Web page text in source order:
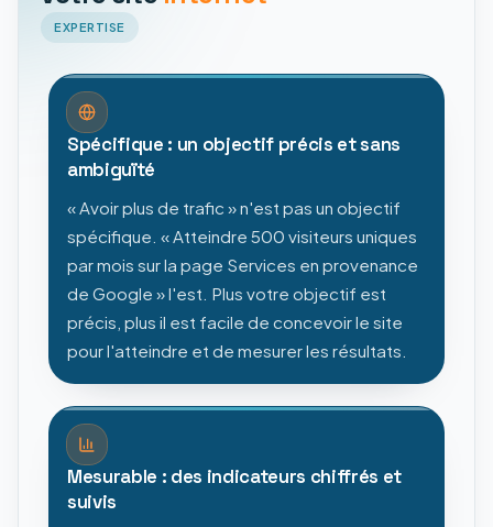
EXPERTISE
Spécifique : un objectif précis et sans
ambiguïté
« Avoir plus de trafic » n'est pas un objectif
spécifique. « Atteindre 500 visiteurs uniques
par mois sur la page Services en provenance
de Google » l'est. Plus votre objectif est
précis, plus il est facile de concevoir le site
pour l'atteindre et de mesurer les résultats.
Mesurable : des indicateurs chiffrés et
suivis